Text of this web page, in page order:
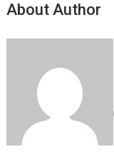
About Author